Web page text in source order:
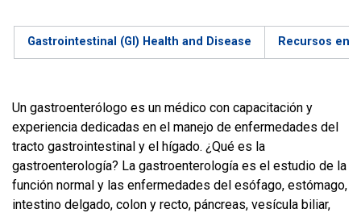
Gastrointestinal (GI) Health and Disease Recursos en
Un gastroenterólogo es un médico con capacitación y
experiencia dedicadas en el manejo de enfermedades del
tracto gastrointestinal y el hígado. ¿Qué es la
gastroenterología? La gastroenterología es el estudio de la
función normal y las enfermedades del esófago, estómago,
intestino delgado, colon y recto, páncreas, vesícula biliar,